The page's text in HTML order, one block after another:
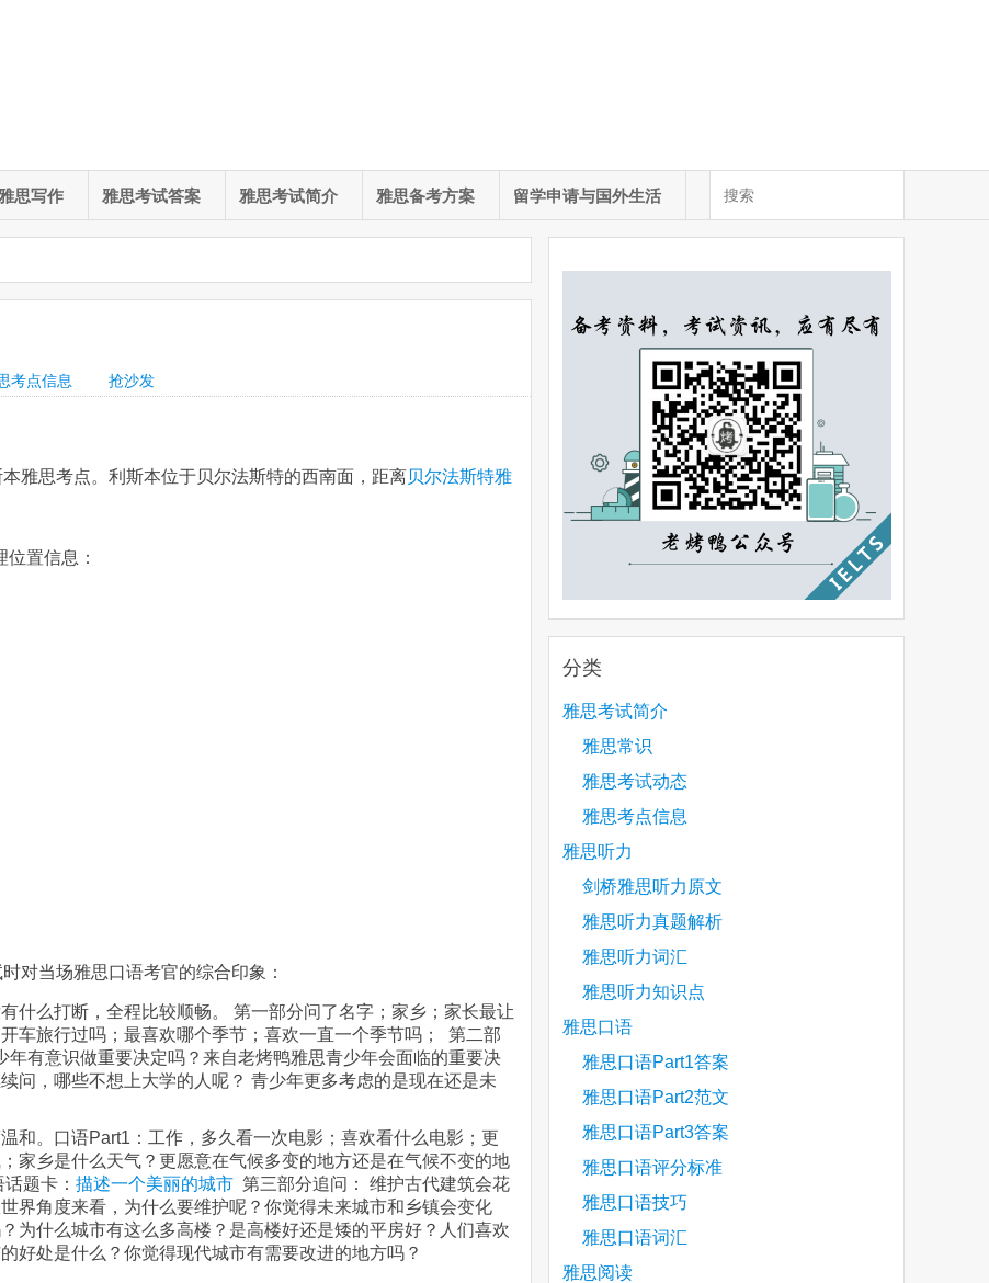
思写作 雅思考试答案 雅思考试简介 雅思备考方案 留学申请与国外生活
考点信息 抢沙发
雅思考点。利斯本位于贝尔法斯特的西南面，距离贝尔法斯特雅
置信息：
对当场雅思口语考官的综合印象：
什么打断，全程比较顺畅。 第一部分问了名字；家乡；家长最让
车旅行过吗；最喜欢哪个季节；喜欢一直一个季节吗； 第二部
年有意识做重要决定吗？来自老烤鸭雅思青少年会面临的重要决
问，哪些不想上大学的人呢？ 青少年更多考虑的是现在还是未
和。口语Part1：工作，多久看一次电影；喜欢看什么电影；更
家乡是什么天气？更愿意在气候多变的地方还是在气候不变的地
题卡： 描述一个美丽的城市 第三部分追问： 维护古代建筑会花
界角度来看，为什么要维护呢？你觉得未来城市和乡镇会变化
为什么城市有这么多高楼？是高楼好还是矮的平房好？人们喜欢
好处是什么？你觉得现代城市有需要改进的地方吗？
分类
雅思考试简介
雅思常识
雅思考试动态
雅思考点信息
雅思听力
剑桥雅思听力原文
雅思听力真题解析
雅思听力词汇
雅思听力知识点
雅思口语
雅思口语Part1答案
雅思口语Part2范文
雅思口语Part3答案
雅思口语评分标准
雅思口语技巧
雅思口语词汇
雅思阅读